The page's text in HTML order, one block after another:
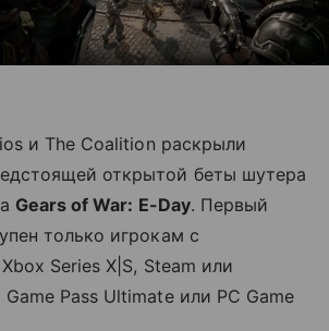
и The Coalition раскрыли
открытой беты шутера
Gears of War: E-Day. Первый
только игрокам с
Series X|S, Steam или
Pass Ultimate или PC Game